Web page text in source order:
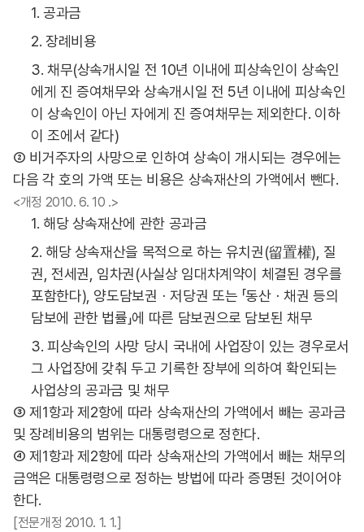
1. 공과금
2. 장례비용
3. 채무(상속개시일 전 10년 이내에 피상속인이 상속인
에게 진 증여채무와 상속개시일 전 5년 이내에 피상속인
이 상속인이 아닌 자에게 진 증여채무는 제외한다. 이하
이 조에서 같다)
② 비거주자의 사망으로 인하여 상속이 개시되는 경우에는
다음 각 호의 가액 또는 비용은 상속재산의 가액에서 뺀다.
<개정 2010. 6. 10 .>
1. 해당 상속재산에 관한 공과금
2. 해당 상속재산을 목적으로 하는 유치권(留置權), 질
권, 전세권, 임차권(사실상 임대차계약이 체결된 경우를
포함한다), 양도담보권ㆍ저당권 또는 「동산ㆍ채권 등의
담보에 관한 법률」에 따른 담보권으로 담보된 채무
3. 피상속인의 사망 당시 국내에 사업장이 있는 경우로서
그 사업장에 갖춰 두고 기록한 장부에 의하여 확인되는
사업상의 공과금 및 채무
③ 제1항과 제2항에 따라 상속재산의 가액에서 빼는 공과금
및 장례비용의 범위는 대통령령으로 정한다.
④ 제1항과 제2항에 따라 상속재산의 가액에서 빼는 채무의
금액은 대통령령으로 정하는 방법에 따라 증명된 것이어야
한다.
[전문개정 2010. 1. 1.]